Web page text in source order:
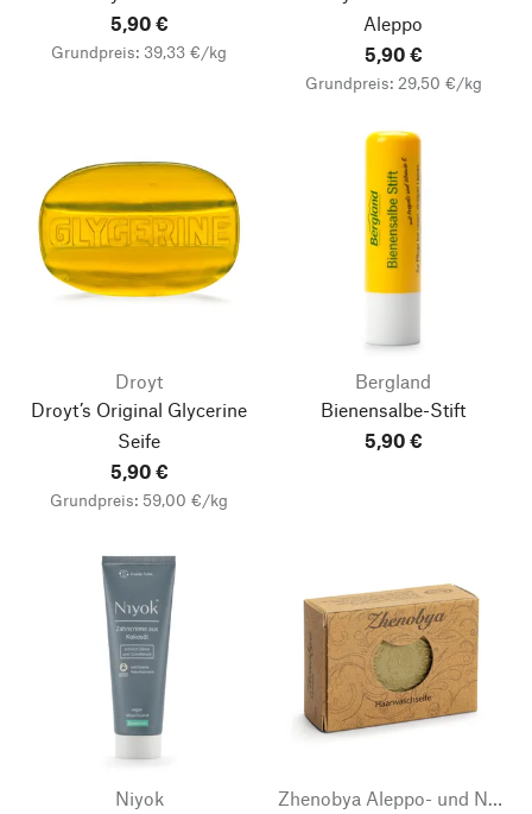
5,90 €
Grundpreis: 39,33 €/kg
Aleppo
5,90 €
Grundpreis: 29,50 €/kg
Droyt
Droyt’s Original Glycerine
Seife
5,90 €
Grundpreis: 59,00 €/kg
Bergland
Bienensalbe-Stift
5,90 €
Niyok
Zhenobya Aleppo- und Naturseifen